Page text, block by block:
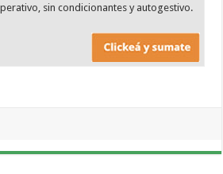
sin condicionantes y autogestivo.